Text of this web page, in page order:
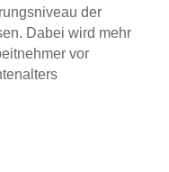
der
Dabei wird mehr
vor